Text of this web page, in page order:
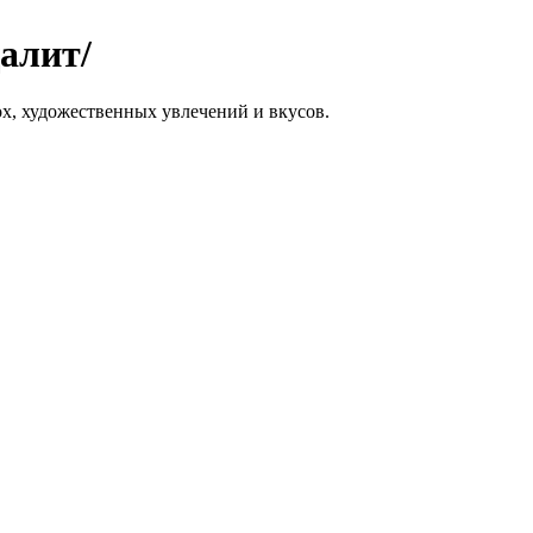
художественных увлечений и вкусов.